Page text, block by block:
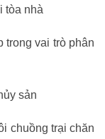
tòa nhà
trong vai trò phân
sản
chuồng trại chăn